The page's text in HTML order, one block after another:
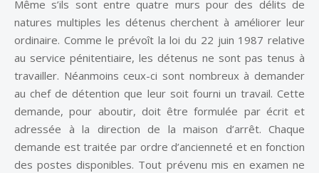
Même s’ils sont entre quatre murs pour des délits de
natures multiples les détenus cherchent à améliorer leur
ordinaire. Comme le prévoît la loi du 22 juin 1987 relative
au service pénitentiaire, les détenus ne sont pas tenus à
travailler. Néanmoins ceux-ci sont nombreux à demander
au chef de détention que leur soit fourni un travail. Cette
demande, pour aboutir, doit être formulée par écrit et
adressée à la direction de la maison d’arrêt. Chaque
demande est traitée par ordre d’ancienneté et en fonction
des postes disponibles. Tout prévenu mis en examen ne